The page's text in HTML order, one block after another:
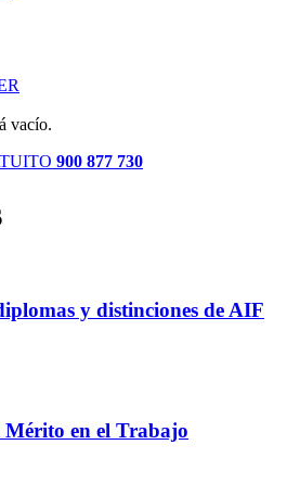
vacío.
900 877 730
y distinciones de AIF
en el Trabajo